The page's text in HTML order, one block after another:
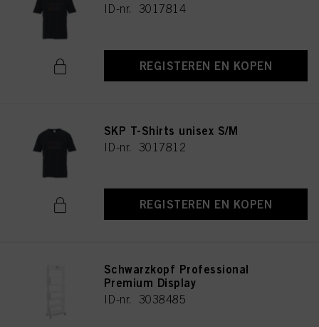
ID-nr. 3017814
REGISTEREN EN KOPEN
SKP T-Shirts unisex S/M
ID-nr. 3017812
REGISTEREN EN KOPEN
Schwarzkopf Professional
Premium Display
ID-nr. 3038485